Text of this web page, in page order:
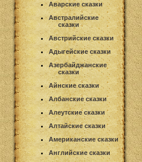
Аварские сказки
Австралийские
сказки
Австрийские сказки
Адыгейские сказки
Азербайджанские
сказки
Айнские сказки
Албанские сказки
Алеутские сказки
Алтайские сказки
Американские сказки
Английские сказки